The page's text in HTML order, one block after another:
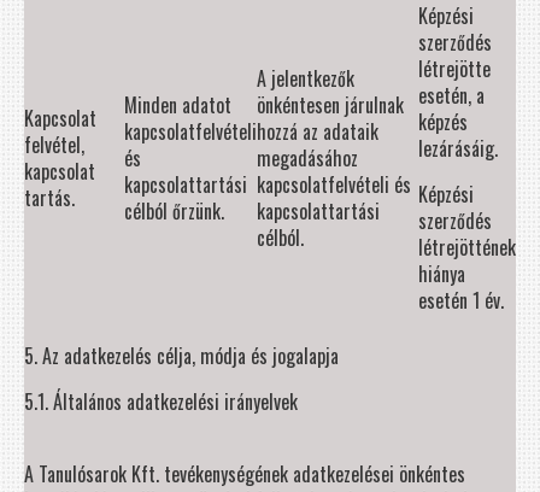
Kapcsolat
felvétel,
kapcsolat
tartás.
Minden adatot
kapcsolatfelvételi
és
kapcsolattartási
célból őrzünk.
A jelentkezők
önkéntesen járulnak
hozzá az adataik
megadásához
kapcsolatfelvételi és
kapcsolattartási
célból.
Képzési
szerződés
létrejötte
esetén, a
képzés
lezárásáig.
Képzési
szerződés
létrejöttének
hiánya
esetén 1 év.
5. Az adatkezelés célja, módja és jogalapja
5.1. Általános adatkezelési irányelvek
A Tanulósarok Kft. tevékenységének adatkezelései önkéntes